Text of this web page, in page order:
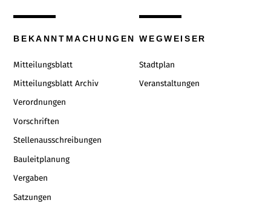
BEKANNTMACHUNGEN
Mitteilungsblatt
Mitteilungsblatt Archiv
Verordnungen
Vorschriften
Stellenausschreibungen
Bauleitplanung
Vergaben
Satzungen
WEGWEISER
Stadtplan
Veranstaltungen